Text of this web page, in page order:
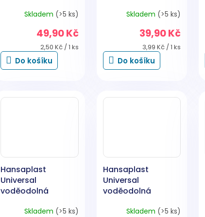
Skladem (>5 ks)
49,90 Kč
Měrná
cena:
2,50 Kč / 1 ks
Do košíku
Skladem (>5 ks)
39,90 Kč
Měrná
cena:
3,99 Kč / 1 ks
Do košíku
Hansaplast
Universal
voděodolná
Skladem (>5 ks)
Hansaplast
Universal
voděodolná
Skladem (>5 ks)